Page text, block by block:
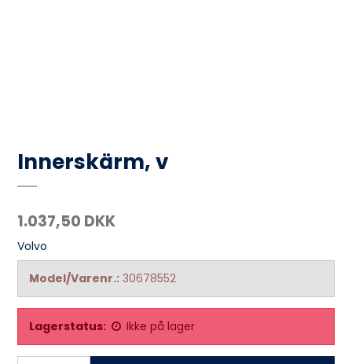
Innerskärm, v
1.037,50 DKK
Volvo
Model/Varenr.: 30678552
Lagerstatus: Ikke på lager